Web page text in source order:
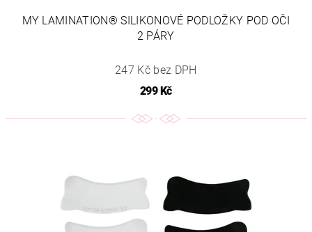
MY LAMINATION® SILIKONOVÉ PODLOŽKY POD OČI
2 PÁRY
247 Kč bez DPH
299 Kč